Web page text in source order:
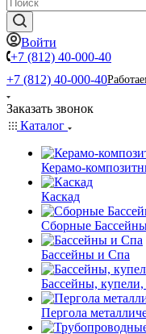
Войти
+7 (812) 40-000-40
+7 (812) 40-000-40
Заказать звонок
Каталог
Керамо-
Каскад
Сборные
Бассейны и Спа
Бассейны, купели,
Пергола